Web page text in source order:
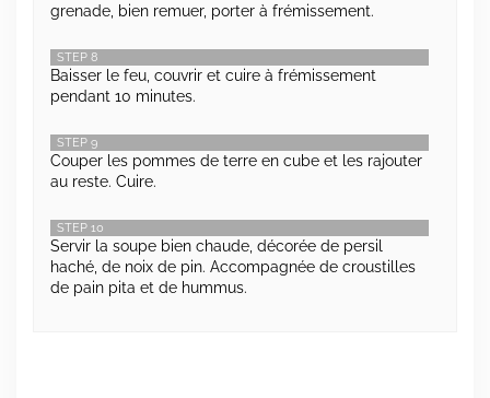
grenade, bien remuer, porter à frémissement.
STEP 8
Baisser le feu, couvrir et cuire à frémissement
pendant 10 minutes.
STEP 9
Couper les pommes de terre en cube et les rajouter
au reste. Cuire.
STEP 10
Servir la soupe bien chaude, décorée de persil
haché, de noix de pin. Accompagnée de croustilles
de pain pita et de hummus.